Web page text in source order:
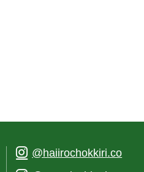
@haiirochokkiri.co